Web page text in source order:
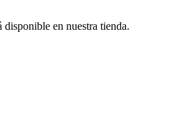
en nuestra tienda.